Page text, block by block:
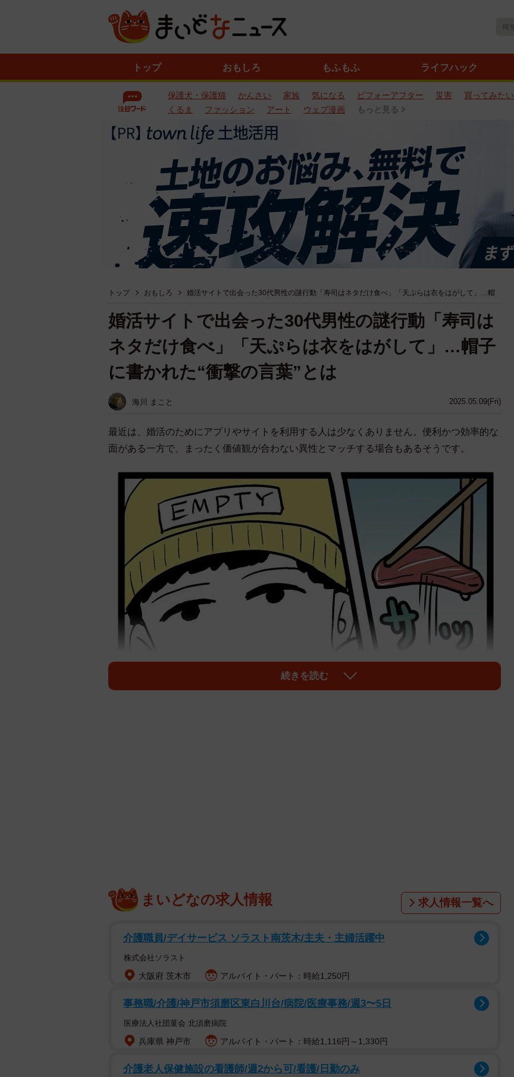
トップ おもしろ もふもふ ライフハック
保護犬・保護猫 かんさい 家族 気になる ビフォーアフター 災害 買ってみたい
くるま
ファッション アート ウェブ漫画 もっと見る
トップ おもしろ 婚活サイトで出会った30代男性の謎行動「寿司はネタだけ食べ」「天ぷらは衣をはがして」…帽
2025.05.09(Fri)
婚活サイトで出会った30代男性の謎行動「寿司は
ネタだけ食べ」「天ぷらは衣をはがして」…帽子
に書かれた“衝撃の言葉”とは
海川 まこと
最近は、婚活のためにアプリやサイトを利用する人は少なくありません。便利かつ効率的な
面がある一方で、まったく価値観が合わない異性とマッチする場合もあるそうです。
ソードがポストされると、約8000もの「いいね」が寄せられています。
続きを読む
まいどなの求人情報 求人情報一覧へ
介護職員/デイサービス ソラスト南茨木/主夫・主婦活躍中
株式会社ソラスト
大阪府 茨木市 アルバイト・パート：時給1,250円
事務職/介護/神戸市須磨区東白川台/病院/医療事務/週3〜5日
医療法人社団菫会 北須磨病院
兵庫県 神戸市 アルバイト・パート：時給1,116円～1,330円
介護老人保健施設の看護師/週2から可/看護/日勤のみ